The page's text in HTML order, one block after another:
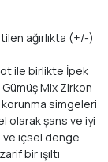
ağırlıkta (+/-)
ile birlikte İpek
Mix Zirkon
korunma simgeleri
olarak şans ve iyi
ve içsel denge
bir ışıltı